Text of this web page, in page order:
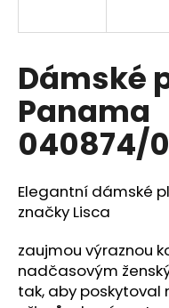
Dámské
Panama
040874/
Elegantní dámské
značky Lisca
zaujmou výraznou
nadčasovým
tak, aby
í
t
?
D